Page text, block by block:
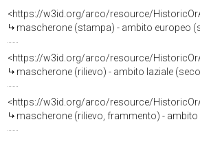
<https://w3id.org/arco/resource/
mascherone (stampa) - ambito europeo
<https://w3id.org/arco/resource/
mascherone (rilievo) - ambito laziale
<https://w3id.org/arco/resource/
mascherone (rilievo, frammento) - ambito